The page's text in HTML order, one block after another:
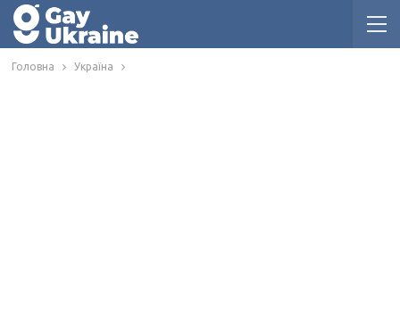
Головна Україна